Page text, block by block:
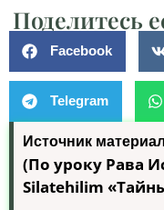
Поделитесь
Facebook
Telegram
Источник
(По уроку Рава
Silatehilim